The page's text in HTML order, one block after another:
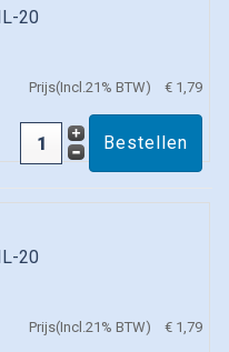
20
Prijs(Incl.21% BTW) € 1,79
20
Prijs(Incl.21% BTW) € 1,79